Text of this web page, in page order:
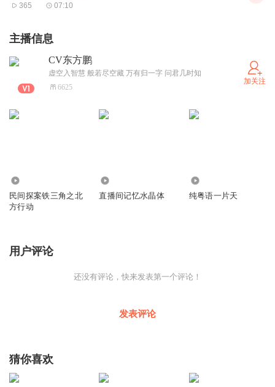
365 07:10
主播信息
CV东方鹏
虚空入智慧 般若尽空藏 万有归一字 问君几时知
6625
加关注
民间探案铁三角之北
方行动
直播间记忆水晶体 纯粤语一片天
用户评论
还没有评论，快来发表第一个评论！
发表评论
猜你喜欢